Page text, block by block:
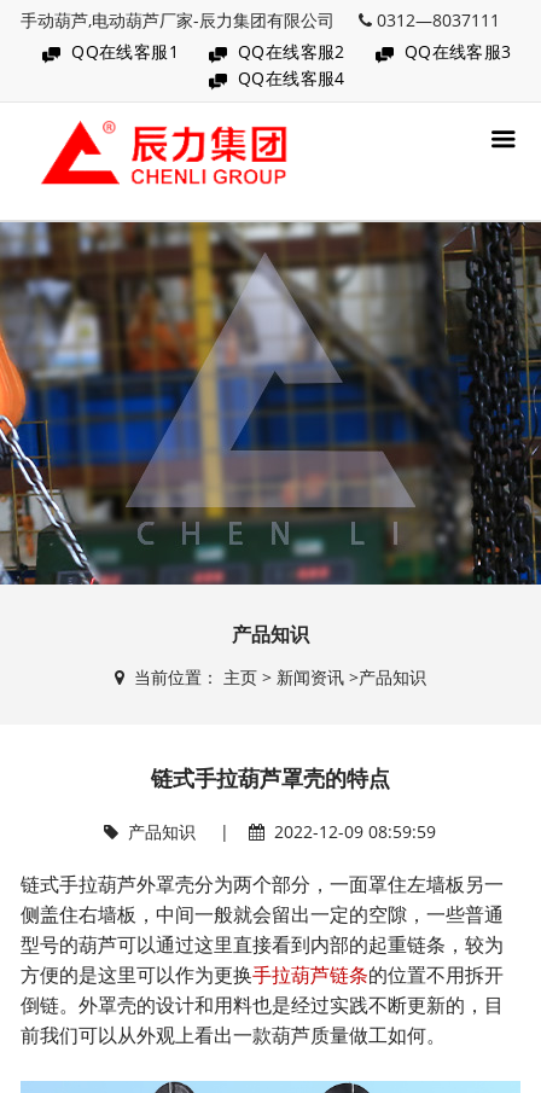
手动葫芦,电动葫芦厂家-辰力集团有限公司
0312—8037111
QQ在线客服1
QQ在线客服2
QQ在线客服3
QQ在线客服4
产品知识
当前位置： 主页> 新闻资讯>产品知识
链式手拉葫芦罩壳的特点
产品知识 | 2022-12-09 08:59:59
链式手拉葫芦外罩壳分为两个部分，一面罩住左墙板另一
侧盖住右墙板，中间一般就会留出一定的空隙，一些普通
型号的葫芦可以通过这里直接看到内部的起重链条，较为
方便的是这里可以作为更换手拉葫芦链条的位置不用拆开
倒链。外罩壳的设计和用料也是经过实践不断更新的，目
前我们可以从外观上看出一款葫芦质量做工如何。